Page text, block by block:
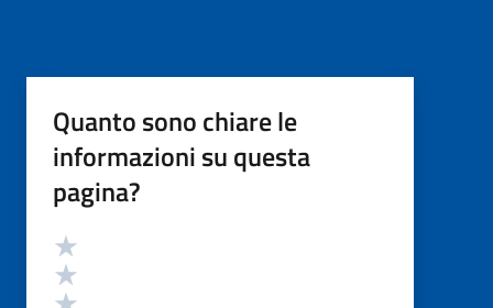
Quanto sono chiare le
informazioni su questa
pagina?
Valutazione